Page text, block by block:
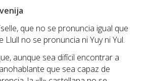
que no se pronuncia igual que
Llull no se pronuncia ni Yuy ni Yul.
aunque sea difícil encontrar a
que sea capaz de